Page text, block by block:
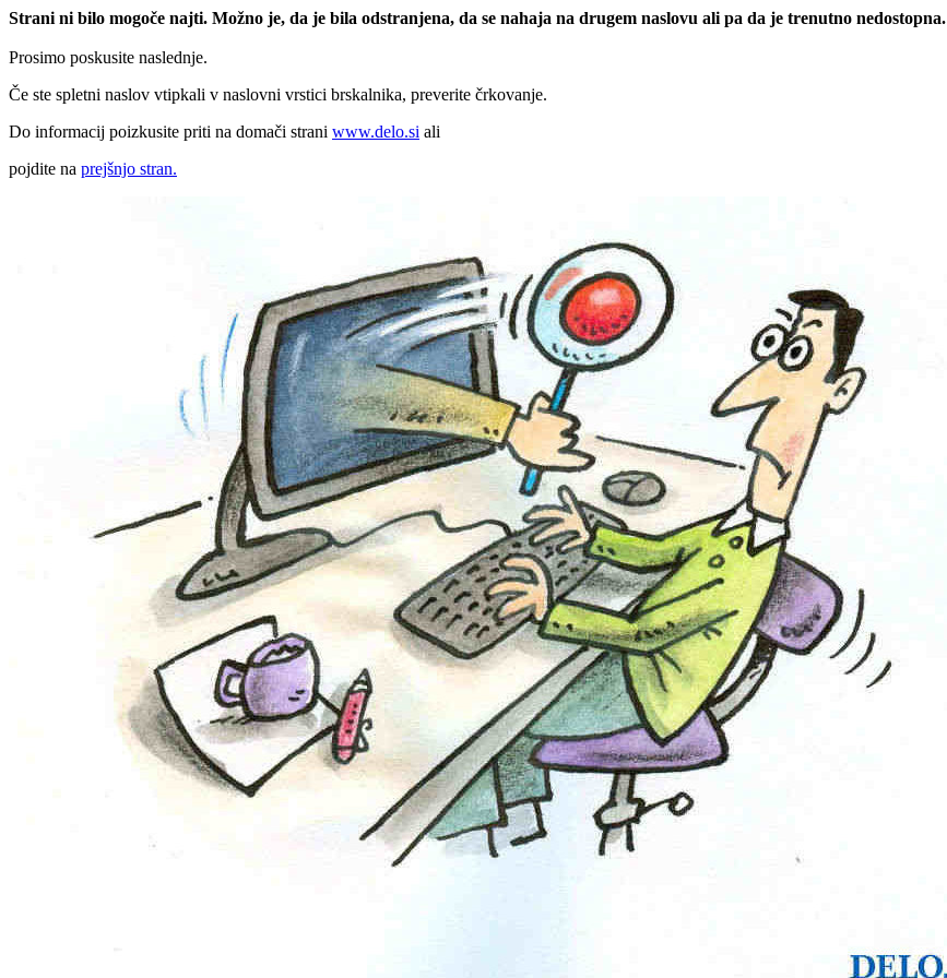
Strani ni bilo mogoče najti. Možno je, da je bila odstranjena, da se nahaja na drugem naslovu ali pa da je trenutno nedostopna.
Prosimo poskusite naslednje.
Če ste spletni naslov vtipkali v naslovni vrstici brskalnika, preverite črkovanje.
Do informacij poizkusite priti na domači strani www.delo.si ali
pojdite na prejšnjo stran.